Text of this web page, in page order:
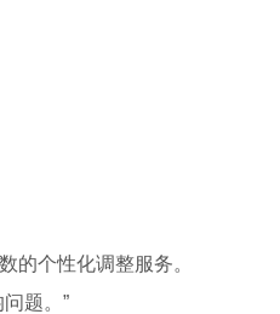
的个性化调整服务。
题。”